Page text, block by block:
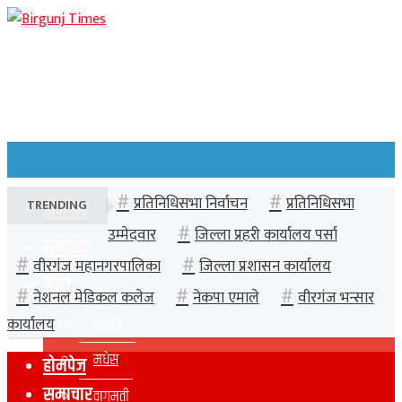
होमपेज
प्रदेश
मधेस
वागमती
TRENDING प्रतिनिधिसभा निर्वाचन
प्रतिनिधिसभा
उम्मेदवार
जिल्ला प्रहरी कार्यालय पर्सा
वीरगंज महानगरपालिका
जिल्ला प्रशासन कार्यालय
नेशनल मेडिकल कलेज
नेकपा एमाले
वीरगंज भन्सार
कार्यालय
होमपेज
समाचार